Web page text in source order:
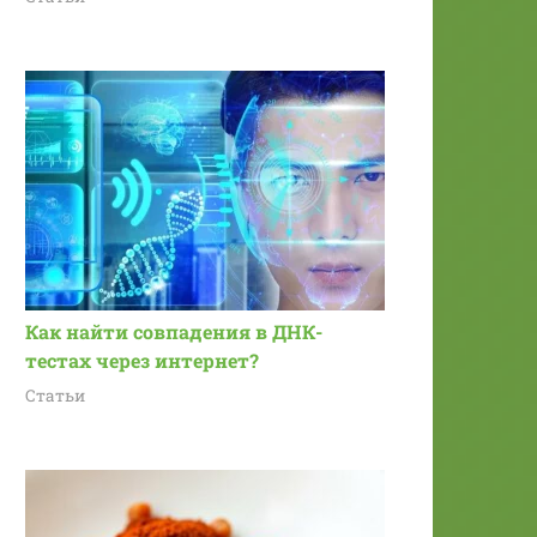
Как найти совпадения в ДНК-
тестах через интернет?
Статьи